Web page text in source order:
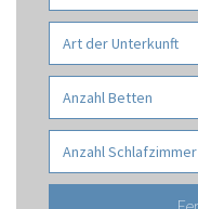
Art der Unterkunft
Anzahl Betten
Anzahl Schlafzimmer